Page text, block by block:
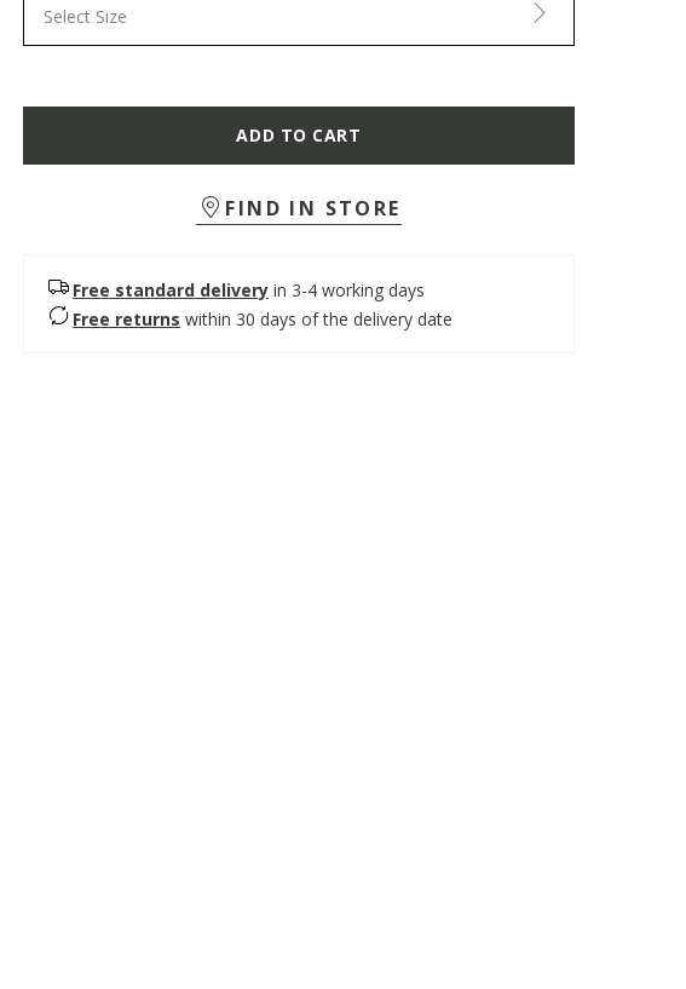
Select Size
ADD TO CART
FIND IN STORE
Free standard delivery in 3-4 working days
Free returns within 30 days of the delivery date